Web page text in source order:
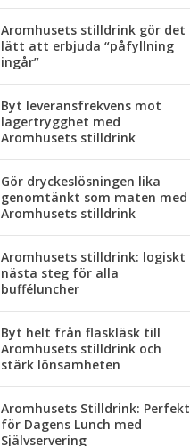
Aromhusets stilldrink gör det
lätt att erbjuda “påfyllning
ingår”
Byt leveransfrekvens mot
lagertrygghet med
Aromhusets stilldrink
Gör dryckeslösningen lika
genomtänkt som maten med
Aromhusets stilldrink
Aromhusets stilldrink: logiskt
nästa steg för alla
bufféluncher
Byt helt från flaskläsk till
Aromhusets stilldrink och
stärk lönsamheten
Aromhusets Stilldrink: Perfekt
för Dagens Lunch med
Självservering